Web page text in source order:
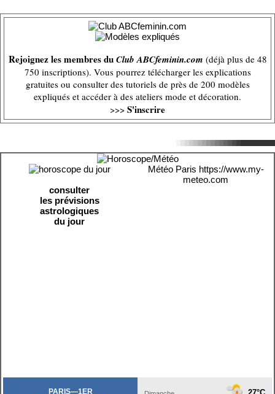
Rejoignez les membres duClub ABCfeminin.com (déjà plus de 48
750 inscriptions). Vous pourrez télécharger les explications
gratuites ou consulter des tutoriels de près de 200 modèles
expliqués et accéder à des ateliers mode et décoration.
>>> S'inscrire
consulter
les prévisions
astrologiques
du jour
Météo Paris https://www.my-
meteo.com